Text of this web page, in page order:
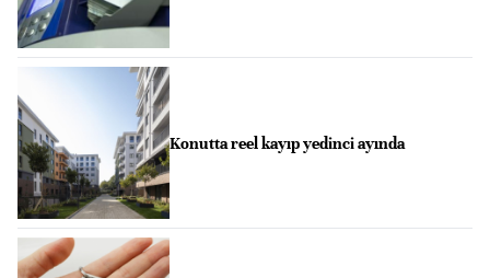
Konutta reel kayıp yedinci ayında